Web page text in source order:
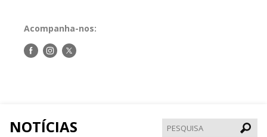
Acompanha-nos:
Siga-Siga-Siga-
NOTÍCIAS